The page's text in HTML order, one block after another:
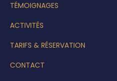
TÉMOIGNAGES
ACTIVITÉS
TARIFS & RÉSERVATION
CONTACT